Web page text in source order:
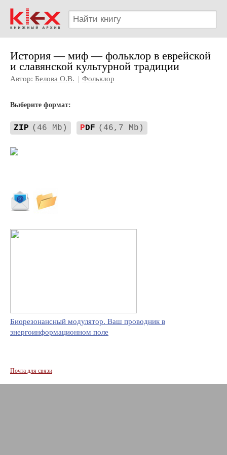
История — миф — фольклор в еврейской
и славянской культурной традиции
Автор: Белова О.В. | Фольклор
Выберите формат:
ZIP (46 Mb) PDF (46,7 Mb)
Биорезонансный модулятор. Ваш проводник в
энергоинформационном поле
Почта для связи